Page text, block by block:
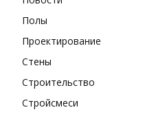
Полы
Проектирование
Стены
Строительство
Стройсмеси